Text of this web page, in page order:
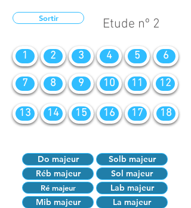
Sortir
1 2 3
7 8 9
13 14 15
Etude nº 2
4 5 6
10 11 12
16 17 18
Do majeur
Solb majeur
Réb majeur
Sol majeur
Ré majeur
Lab majeur
Mib majeur
La majeur